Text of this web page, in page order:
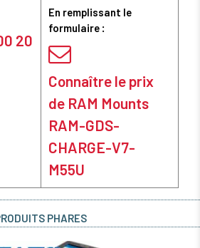
20
En remplissant le
formulaire :
Connaître le prix
de RAM Mounts
RAM-GDS-
CHARGE-V7-
M55U
PHARES